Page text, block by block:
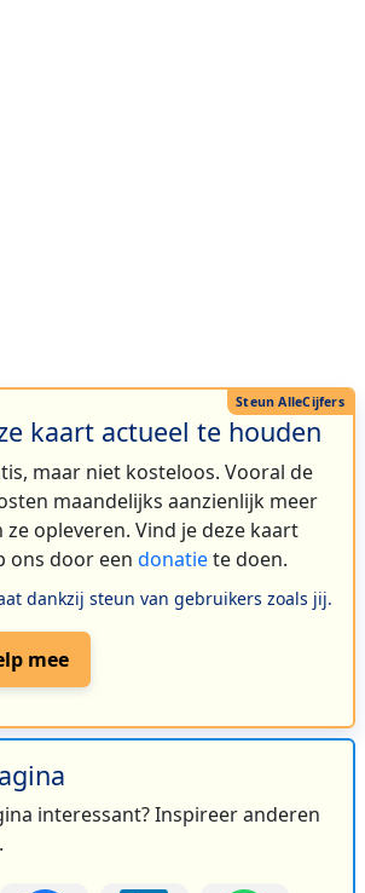
kaart actueel te houden
maar niet kosteloos. Vooral de
maandelijks aanzienlijk meer
opleveren. Vind je deze kaart
ons door een donatiete doen.
dankzij steun van gebruikers zoals jij.
mee
interessant? Inspireer anderen